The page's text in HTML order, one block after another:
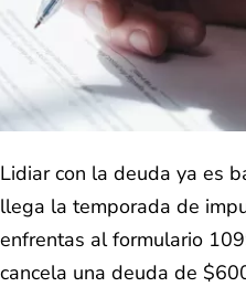
Lidiar con la deuda ya es
llega la temporada de
enfrentas al formulario
cancela una deuda de